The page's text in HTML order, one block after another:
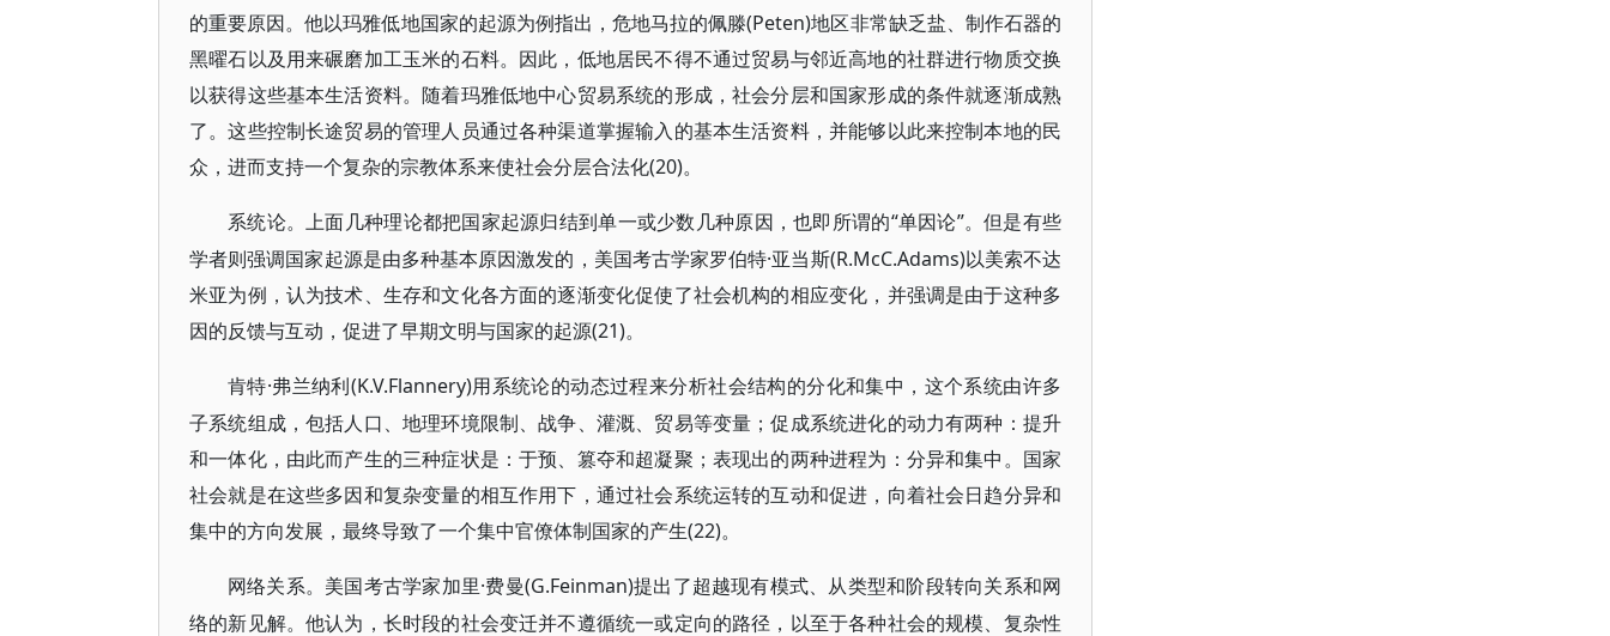
的重要原因。他以玛雅低地国家的起源为例指出，危地马拉的佩滕(Peten)地区非常缺乏盐、制作石器的
黑曜石以及用来碾磨加工玉米的石料。因此，低地居民不得不通过贸易与邻近高地的社群进行物质交换
以获得这些基本生活资料。随着玛雅低地中心贸易系统的形成，社会分层和国家形成的条件就逐渐成熟
了。这些控制长途贸易的管理人员通过各种渠道掌握输入的基本生活资料，并能够以此来控制本地的民
众，进而支持一个复杂的宗教体系来使社会分层合法化(20)。
系统论。上面几种理论都把国家起源归结到单一或少数几种原因，也即所谓的“单因论”。但是有些
学者则强调国家起源是由多种基本原因激发的，美国考古学家罗伯特·亚当斯(R.McC.Adams)以美索不达
米亚为例，认为技术、生存和文化各方面的逐渐变化促使了社会机构的相应变化，并强调是由于这种多
因的反馈与互动，促进了早期文明与国家的起源(21)。
肯特·弗兰纳利(K.V.Flannery)用系统论的动态过程来分析社会结构的分化和集中，这个系统由许多
子系统组成，包括人口、地理环境限制、战争、灌溉、贸易等变量；促成系统进化的动力有两种：提升
和一体化，由此而产生的三种症状是：于预、篡夺和超凝聚；表现出的两种进程为：分异和集中。国家
社会就是在这些多因和复杂变量的相互作用下，通过社会系统运转的互动和促进，向着社会日趋分异和
集中的方向发展，最终导致了一个集中官僚体制国家的产生(22)。
网络关系。美国考古学家加里·费曼(G.Feinman)提出了超越现有模式、从类型和阶段转向关系和网
络的新见解。他认为，长时段的社会变迁并不遵循统一或定向的路径，以至于各种社会的规模、复杂性